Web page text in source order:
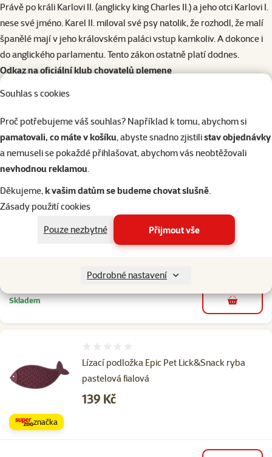
Souhlas s cookies
Proč potřebujeme váš souhlas? Například k tomu, abychom si
pamatovali, co máte v košíku, abyste snadno zjistilistav objednávky
a nemuseli se pokaždé přihlašovat, abychom vás neobtěžovali
nevhodnou reklamou.
Děkujeme,k vašim datům se budeme chovat slušně.
Zásady použití cookies
Pouze nezbytné
Přijmout vše
Podrobné nastavení
Právě po králi Karlovi II. (anglicky king Charles II.) a jeho otci Karlovi I.
nese své jméno. Karel II. miloval své psy natolik, že rozhodl, že malí
španělé mají v jeho královském paláci vstup kamkoliv. A dokonce i
do anglického parlamentu. Tento zákon ostatně platí dodnes.
Odkaz na oficiální klub chovatelů plemene
Hračka žvýkací Mr. Dental Bambone klacek
kuřecí S
Původní cena
89 Kč
Cena
44 Kč
Skladem do košíku
Lízací podložka Epic Pet Lick&Snack ryba
pastelová fialová
Cena
139 Kč
značka